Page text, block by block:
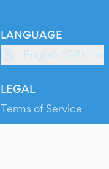
LANGUAGE
English (GB)
LEGAL
Terms of Service
Privacy Policy